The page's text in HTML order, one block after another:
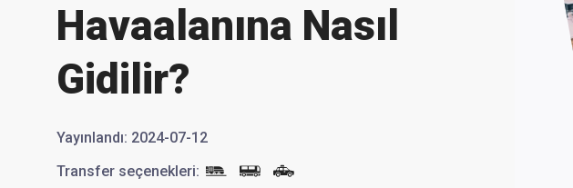
Havaalanına Nasıl
Gidilir?
Yayınlandı: 2024-07-12
Transfer seçenekleri: